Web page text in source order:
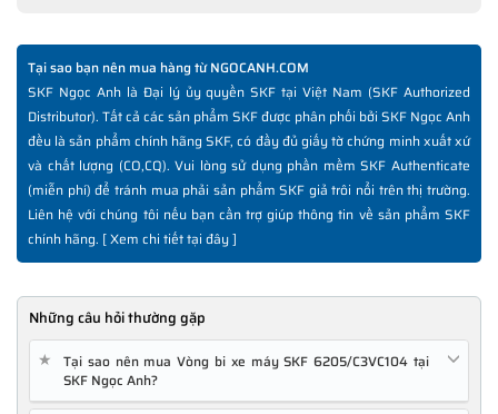
Tại sao bạn nên mua hàng từ NGOCANH.COM
SKF Ngọc Anh là Đại lý ủy quyền SKF tại Việt Nam (SKF Authorized
Distributor). Tất cả các sản phẩm SKF được phân phối bởi SKF Ngọc Anh
đều là sản phẩm chính hãng SKF, có đầy đủ giấy tờ chứng minh xuất xứ
và chất lượng (CO,CQ). Vui lòng sử dụng phần mềm SKF Authenticate
(miễn phí) để tránh mua phải sản phẩm SKF giả trôi nổi trên thị trường.
Liên hệ với chúng tôi nếu bạn cần trợ giúp thông tin về sản phẩm SKF
chính hãng. [Xem chi tiết tại đây]
Những câu hỏi thường gặp
★
Tại sao nên mua Vòng bi xe máy SKF 6205/C3VC104 tại
SKF Ngọc Anh?